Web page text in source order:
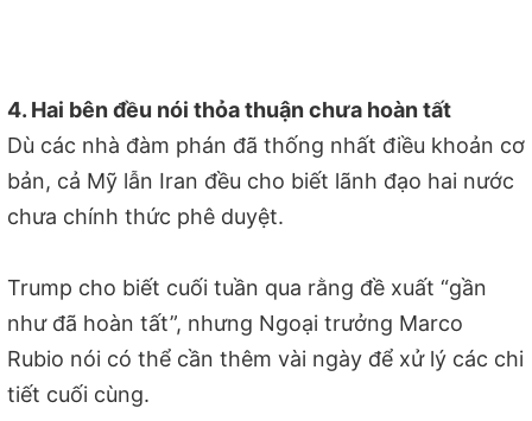
4. Hai bên đều nói thỏa thuận chưa hoàn tất
Dù các nhà đàm phán đã thống nhất điều khoản cơ
bản, cả Mỹ lẫn Iran đều cho biết lãnh đạo hai nước
chưa chính thức phê duyệt.
Trump cho biết cuối tuần qua rằng đề xuất “gần
như đã hoàn tất”, nhưng Ngoại trưởng Marco
Rubio nói có thể cần thêm vài ngày để xử lý các chi
tiết cuối cùng.